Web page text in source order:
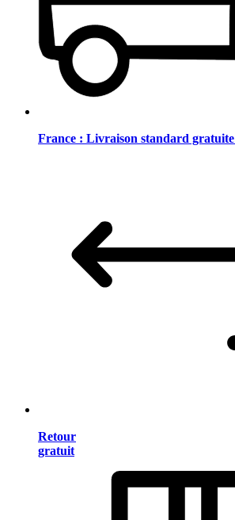
France : Livraison standard gratuite
Retour
gratuit